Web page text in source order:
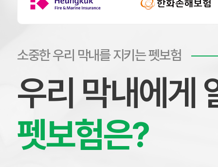
소중한 우리 막내를 지키는 펫보험
우리 막내에게
펫보험은?